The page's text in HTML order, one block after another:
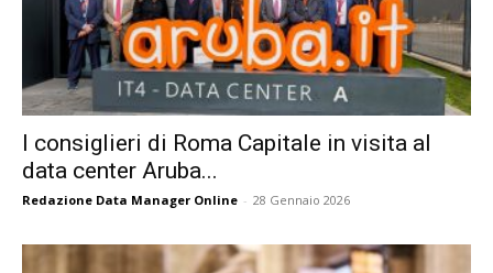
I consiglieri di Roma Capitale in visita al
data center Aruba...
Redazione Data Manager Online - 28 Gennaio 2026